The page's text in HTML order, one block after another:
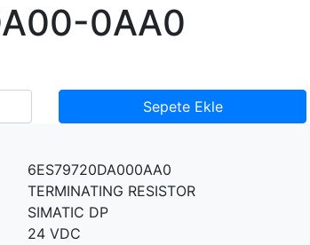
0AA0
Sepete Ekle
6ES79720DA000AA0
TERMINATING RESISTOR
SIMATIC DP
24 VDC